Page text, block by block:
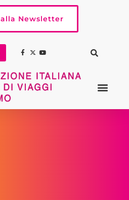
Newsletter